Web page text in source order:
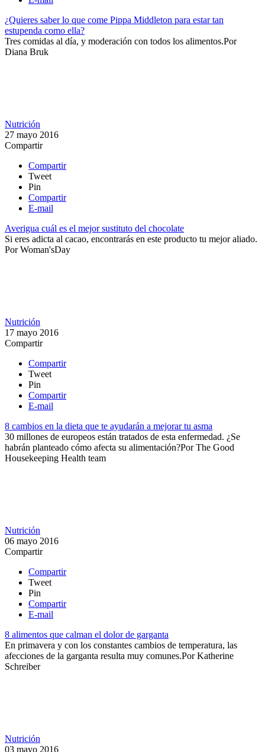
¿Quieres saber lo que come Pippa Middleton para estar tan
estupenda como ella?
Tres comidas al día, y moderación con todos los alimentos.​Por
Diana Bruk
Nutrición
27 mayo 2016
Compartir
Compartir
Tweet
Pin
Compartir
E-mail
Averigua cuál es el mejor sustituto del chocolate
​Si eres adicta al cacao, encontrarás en este producto tu mejor aliado.​
PorWoman'sDay
Nutrición
17 mayo 2016
Compartir
Compartir
Tweet
Pin
Compartir
E-mail
8 cambios en la dieta que te ayudarán a mejorar tu asma
30 millones de europeos están tratados de esta enfermedad. ¿Se
habrán planteado cómo afecta su alimentación?​PorThe Good
Housekeeping Health team
Nutrición
06 mayo 2016
Compartir
Compartir
Tweet
Pin
Compartir
E-mail
8 alimentos que calman el dolor de garganta
En primavera y con los constantes cambios de temperatura, las
afecciones de la garganta resulta muy comunes.​PorKatherine
Schreiber
Nutrición
03 mayo 2016